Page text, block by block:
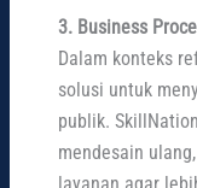
3. Business
Dalam konteks
solusi untuk
publik.
mendesain